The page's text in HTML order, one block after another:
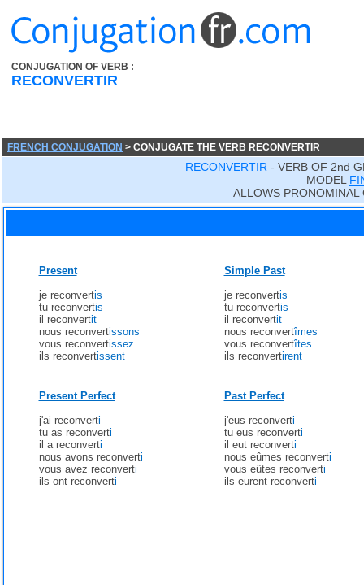
CONJUGATION OF VERB :
RECONVERTIR
FRENCH CONJUGATION > CONJUGATE THE VERB RECONVERTIR
RECONVERTIR - VERB OF 2nd
MODEL
ALLOWS
Present
je reconvertis
tu reconvertis
il reconvertit
nous reconvertissons
vous reconvertissez
ils reconvertissent
Simple Past
je reconvertis
tu reconvertis
il reconvertit
nous reconvertîmes
vous reconvertîtes
ils reconvertirent
Present Perfect
j'ai reconverti
tu as reconverti
il a reconverti
nous avons reconverti
vous avez reconverti
ils ont reconverti
Past Perfect
j'eus reconverti
tu eus reconverti
il eut reconverti
nous eûmes reconverti
vous eûtes reconverti
ils eurent reconverti